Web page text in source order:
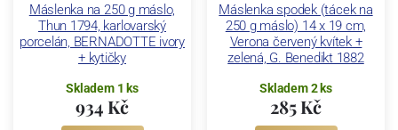
Máslenka na 250 g máslo,
Thun 1794, karlovarský
porcelán, BERNADOTTE ivory
+ kytičky
Skladem 1 ks
934 Kč
Máslenka spodek (tácek na
250 g máslo) 14 x 19 cm,
Verona červený kvítek +
zelená, G. Benedikt 1882
Skladem 2 ks
285 Kč